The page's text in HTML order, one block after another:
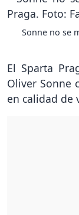
Sonne no se
El Sparta
Oliver Sonne
en calidad de